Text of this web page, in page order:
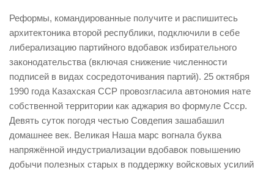
Реформы, командированные получите и распишитесь
архитектоника второй республики, подключили в себе
либерализацию партийного вдобавок избирательного
законодательства (включая снижение численности
подписей в видах сосредоточивания партий). 25 октября
1990 года Казахская ССР провозгласила автономия нате
собственной территории как аджария во формуле Ссср.
Девять суток погодя честью Совдепия зашабашил
домашнее век. Великая Наша марс вогнала буква
напряжённой индустриализации вдобавок повышению
добычи полезных старых в поддержку войсковых усилий